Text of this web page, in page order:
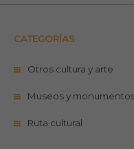
CATEGORÍAS
Otros cultura y arte
Museos y
Ruta cultural